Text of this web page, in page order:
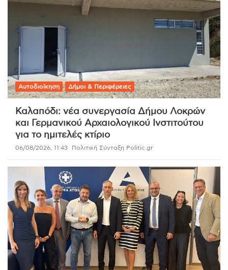
Αυτοδιοίκηση Δήμοι & Περιφέρειες
Καλαπόδι: νέα συνεργασία Δήμου Λοκρών
και Γερμανικού Αρχαιολογικού Ινστιτούτου
για το ημιτελές κτίριο
06/08/2026, 11:43 Πολιτική Σύνταξη Politic.gr